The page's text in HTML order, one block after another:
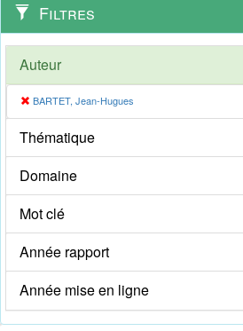
Filtres
Auteur
BARTET, Jean-Hugues
Thématique
Domaine
Mot clé
Année rapport
Année mise en ligne